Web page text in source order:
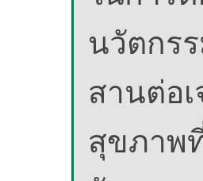
นวัตกร
สานต่อ
สุขภาพ